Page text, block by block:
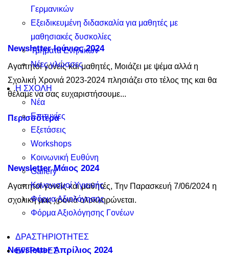
Γερμανικών
Εξειδικευμένη διδασκαλία για μαθητές με
μαθησιακές δυσκολίες
Τμήματα Ενηλίκων
Νέες γλώσσες
Η ΣΧΟΛΗ
Νέα
Επιτυχίες
Εξετάσεις
Workshops
Κοινωνική Ευθύνη
Gallery
Κανονισμοί Υγιεινής
Φόρμα Αξιολόγησης
Φόρμα Αξιολόγησης Γονέων
ΔΡΑΣΤΗΡΙΟΤΗΤΕΣ
ΕΓΓΡΑΦΕΣ
Newsletter Ιούνιος 2024
Αγαπητοί γονείς και μαθητές, Μοιάζει με ψέμα αλλά η
Σχολική Χρονιά 2023-2024 πλησιάζει στο τέλος της και θα
θέλαμε να σας ευχαριστήσουμε...
Περισσότερα
Newsletter Μάιος 2024
Αγαπητοί γονείς και μαθητές, Την Παρασκευή 7/06/2024 η
σχολική μας χρονιά ολοκληρώνεται.
Newsletter Απρίλιος 2024